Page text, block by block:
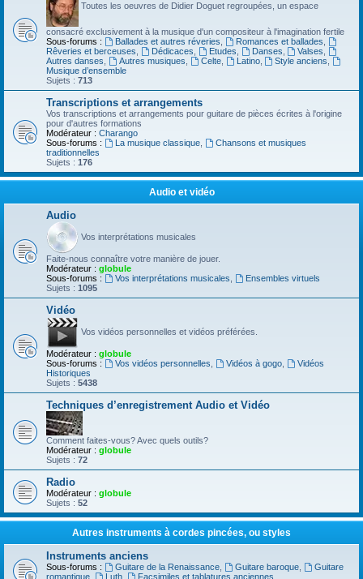
Toutes les oeuvres de Didier Doguet regroupées, un espace
consacré exclusivement à la musique d'un compositeur à l'imagination fertile
Sous-forums :
Ballades et autres réveries Romances et ballades
Rêveries et berceuses
Dédicaces Etudes Danses Valses
Autres danses
Autres musiques Celte, Latino, Style anciens
Musique d’ensemble
Sujets : 713
Transcriptions et arrangements
Vos transcriptions et arrangements pour guitare de pièces écrites à l'origine
pour d'autres formations
Modérateur : Charango
Sous-forums :
La musique classique,
Chansons et musiques
traditionnelles
Sujets : 176
Audio et vidéo
Audio
Vos interprétations musicales
Faite-nous connaître votre manière de jouer.
Modérateur : globule
Sous-forums :
Vos interprétations musicales
Ensembles virtuels
Sujets : 1095
Vidéo
Vos vidéos personnelles et vidéos préférées.
Modérateur : globule
Sous-forums :
Vos vidéos personnelles Vidéos à gogo,
Vidéos
Historiques
Sujets : 5438
Techniques d’enregistrement Audio et Vidéo
Comment faites-vous? Avec quels outils?
Modérateur : globule
Sujets : 72
Radio
Modérateur : globule
Sujets : 52
Autres instruments à cordes pincées, ou styles
Instruments anciens
Sous-forums : Guitare de la Renaissance, Guitare baroque,
Guitare
romantique
Luth,
Facsimiles et tablatures anciennes